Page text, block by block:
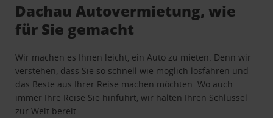
Dachau Autovermietung, wie
für Sie gemacht
Wir machen es Ihnen leicht, ein Auto zu mieten. Denn wir
verstehen, dass Sie so schnell wie möglich losfahren und
das Beste aus Ihrer Reise machen möchten. Wo auch
immer Ihre Reise Sie hinführt, wir halten Ihren Schlüssel
zur Welt bereit.